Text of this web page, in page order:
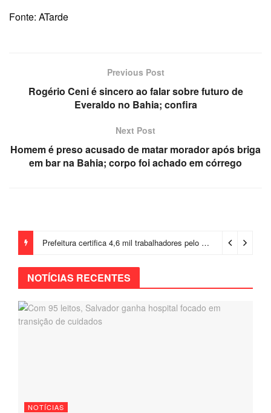
Fonte: ATarde
Previous Post
Rogério Ceni é sincero ao falar sobre futuro de
Everaldo no Bahia; confira
Next Post
Homem é preso acusado de matar morador após briga
em bar na Bahia; corpo foi achado em córrego
Prefeitura certifica 4,6 mil trabalhadores pelo programa Treinar para Empregar e realiza Feirão de Empregabilidade
NOTÍCIAS RECENTES
NOTÍCIAS